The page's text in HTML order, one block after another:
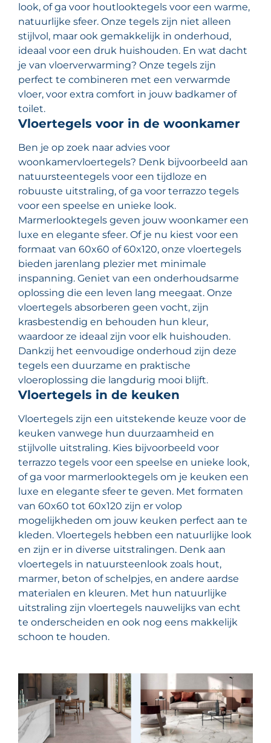
look, of ga voor houtlooktegels voor een warme,
natuurlijke sfeer. Onze tegels zijn niet alleen
stijlvol, maar ook gemakkelijk in onderhoud,
ideaal voor een druk huishouden. En wat dacht
je van vloerverwarming? Onze tegels zijn
perfect te combineren met een verwarmde
vloer, voor extra comfort in jouw badkamer of
toilet.
Vloertegels voor in de woonkamer
Ben je op zoek naar advies voor
woonkamervloertegels? Denk bijvoorbeeld aan
natuursteentegels voor een tijdloze en
robuuste uitstraling, of ga voor terrazzo tegels
voor een speelse en unieke look.
Marmerlooktegels geven jouw woonkamer een
luxe en elegante sfeer. Of je nu kiest voor een
formaat van 60x60 of 60x120, onze vloertegels
bieden jarenlang plezier met minimale
inspanning. Geniet van een onderhoudsarme
oplossing die een leven lang meegaat. Onze
vloertegels absorberen geen vocht, zijn
krasbestendig en behouden hun kleur,
waardoor ze ideaal zijn voor elk huishouden.
Dankzij het eenvoudige onderhoud zijn deze
tegels een duurzame en praktische
vloeroplossing die langdurig mooi blijft.
Vloertegels in de keuken
Vloertegels zijn een uitstekende keuze voor de
keuken vanwege hun duurzaamheid en
stijlvolle uitstraling. Kies bijvoorbeeld voor
terrazzo tegels voor een speelse en unieke look,
of ga voor marmerlooktegels om je keuken een
luxe en elegante sfeer te geven. Met formaten
van 60x60 tot 60x120 zijn er volop
mogelijkheden om jouw keuken perfect aan te
kleden. Vloertegels hebben een natuurlijke look
en zijn er in diverse uitstralingen. Denk aan
vloertegels in natuursteenlook zoals hout,
marmer, beton of schelpjes, en andere aardse
materialen en kleuren. Met hun natuurlijke
uitstraling zijn vloertegels nauwelijks van echt
te onderscheiden en ook nog eens makkelijk
schoon te houden.